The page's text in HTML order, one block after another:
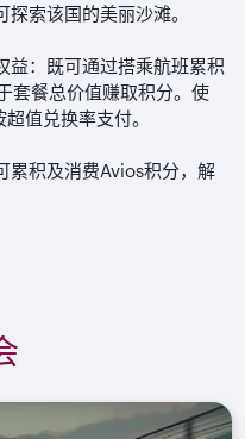
索该国的美丽沙滩。
益：既可通过搭乘航班累积
套餐总价值赚取积分。使
值兑换率支付。
累积及消费Avios积分，解